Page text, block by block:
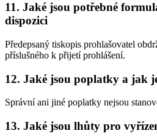
11. Jaké jsou potřebné
dispozici
Předepsaný tiskopis prohlašovatel
příslušného k přijetí prohlášení.
12. Jaké jsou poplatky a jak
Správní ani jiné poplatky nejsou
13. Jaké jsou lhůty pro